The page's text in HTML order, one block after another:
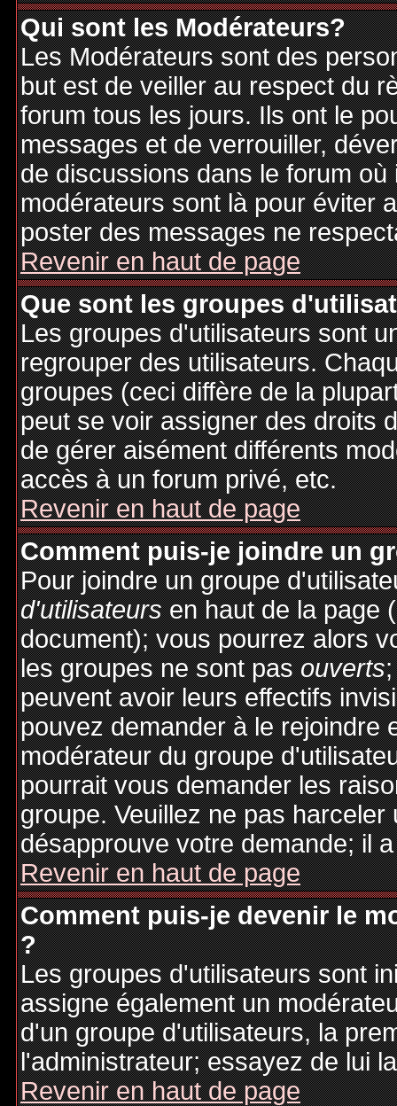
Qui sont les Modérateurs?
Les Modérateurs sont des
but est de veiller au respect du
forum tous les jours. Ils ont le
messages et de verrouiller,
de discussions dans le forum
modérateurs sont là pour éviter
poster des messages ne
Revenir en haut de page
Que sont les groupes
Les groupes d'utilisateurs sont
regrouper des utilisateurs.
groupes (ceci diffère de la
peut se voir assigner des droits
de gérer aisément différents
accès à un forum privé, etc.
Revenir en haut de page
Comment puis-je joindre un
Pour joindre un groupe
d'utilisateursen haut de la page
document); vous pourrez alors
les groupes ne sont pasouverts
peuvent avoir leurs effectifs
pouvez demander à le rejoindre
modérateur du groupe
pourrait vous demander les
groupe. Veuillez ne pas
désapprouve votre demande; il
Revenir en haut de page
Comment puis-je devenir le
?
Les groupes d'utilisateurs sont
assigne également un
d'un groupe d'utilisateurs, la
l'administrateur; essayez de lui
Revenir en haut de page